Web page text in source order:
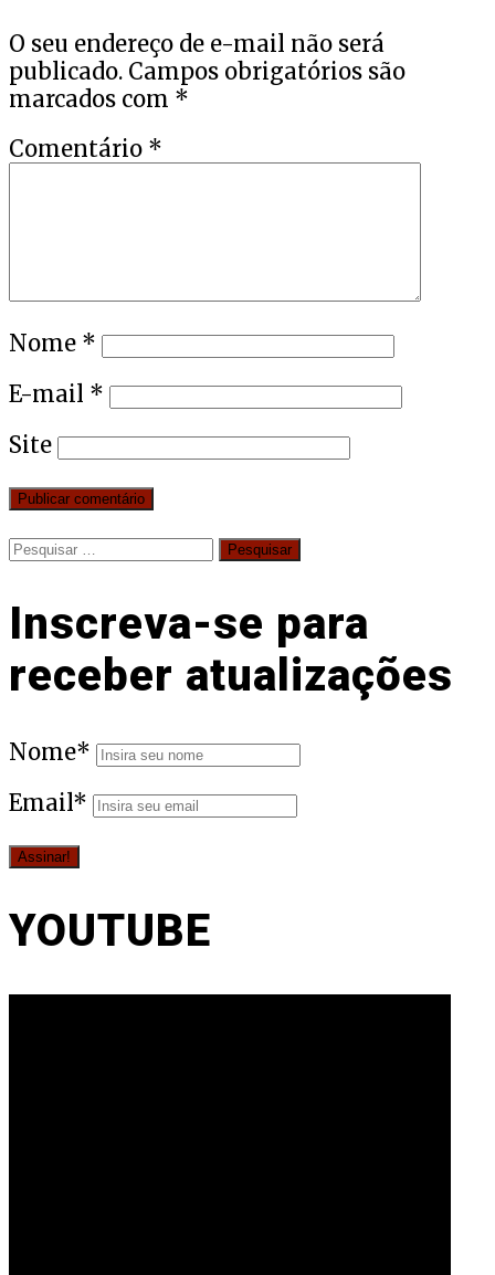
O seu endereço de e-mail não será
publicado. Campos obrigatórios são
marcados com *
Comentário *
Nome *
E-mail *
Site
Pesquisar
Inscreva-se para
receber atualizações
Nome*
Email*
YOUTUBE